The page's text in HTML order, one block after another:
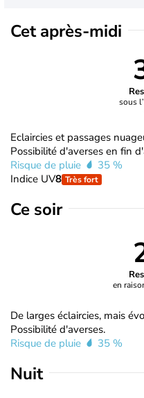
Cet après-midi
sous
Eclaircies et passages
Possibilité d'averses en fin
Risque de pluie
35 %
Indice UV8 Très fort
Ce soir
en
De larges éclaircies, mais
Possibilité d'averses.
Risque de pluie
35 %
Nuit